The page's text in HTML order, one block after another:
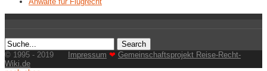
© 1995 - 2019 Impressum ❤ Gemeinschaftsprojekt Reise-Recht-
Wiki.de